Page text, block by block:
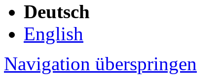
Deutsch
English
Navigation überspringen